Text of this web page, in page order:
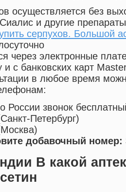
осуществляется без
и другие
серпухов. Большой
через электронные
и с банковских карт
в любое время
России звонок
Санкт-Петербург)
Москва)
добавочный номер:
В какой